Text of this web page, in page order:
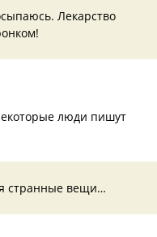
Лекарство
люди пишут
странные вещи…